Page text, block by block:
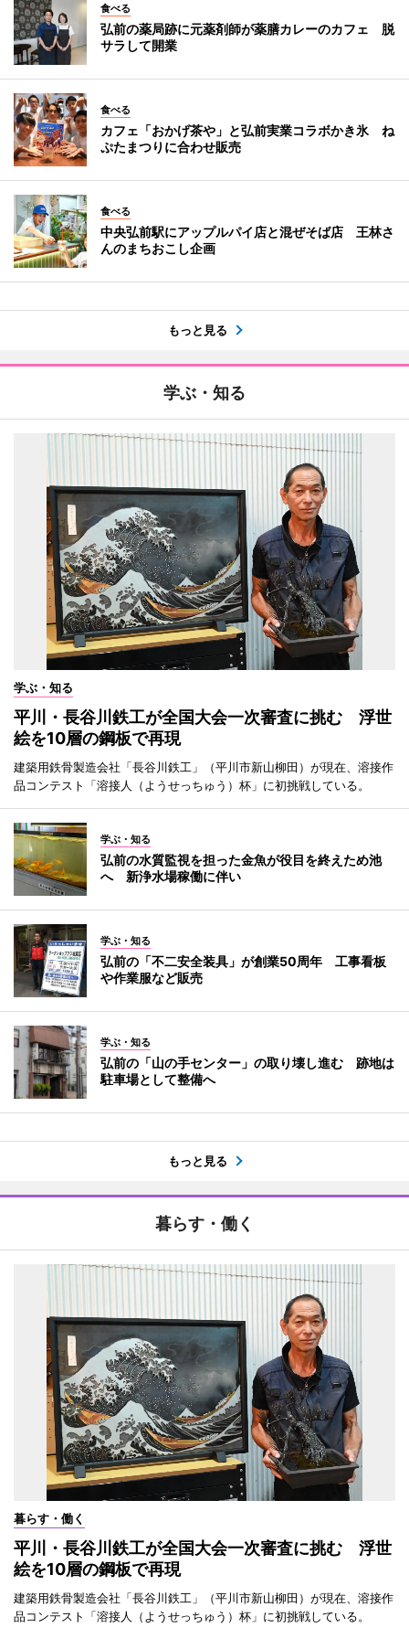
食べる
弘前の薬局跡に元薬剤師が薬膳カレーのカフェ 脱
サラして開業
食べる
カフェ「おかげ茶や」と弘前実業コラボかき氷 ね
ぷたまつりに合わせ販売
食べる
中央弘前駅にアップルパイ店と混ぜそば店 王林さ
んのまちおこし企画
もっと見る
学ぶ・知る
学ぶ・知る
平川・長谷川鉄工が全国大会一次審査に挑む 浮世
絵を10層の鋼板で再現
建築用鉄骨製造会社「長谷川鉄工」（平川市新山柳田）が現在、溶接作
品コンテスト「溶接人（ようせっちゅう）杯」に初挑戦している。
学ぶ・知る
弘前の水質監視を担った金魚が役目を終えため池
へ 新浄水場稼働に伴い
学ぶ・知る
弘前の「不二安全装具」が創業50周年 工事看板
や作業服など販売
学ぶ・知る
弘前の「山の手センター」の取り壊し進む 跡地は
駐車場として整備へ
もっと見る
暮らす・働く
暮らす・働く
平川・長谷川鉄工が全国大会一次審査に挑む 浮世
絵を10層の鋼板で再現
建築用鉄骨製造会社「長谷川鉄工」（平川市新山柳田）が現在、溶接作
品コンテスト「溶接人（ようせっちゅう）杯」に初挑戦している。